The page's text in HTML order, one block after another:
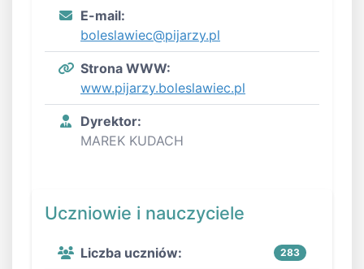
E-mail:
boleslawiec@pijarzy.pl
Strona WWW:
www.pijarzy.boleslawiec.pl
Dyrektor:
MAREK KUDACH
Uczniowie i nauczyciele
Liczba uczniów: 283